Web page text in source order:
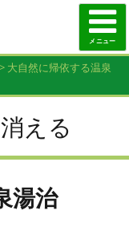
メニュー
482-3926
> 大自然に帰依する温泉
える
湯治